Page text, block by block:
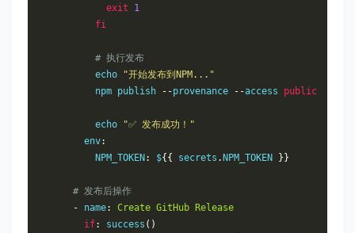
exit
1
fi
# 执行发布
          echo
"开始发布到NPM..."
          npm publish
--provenance --access public
          echo
"✅ 发布成功！"
        env
:
          NPM_TOKEN
: ${{ secrets .NPM_TOKEN }}
# 发布后操作
- name: Create GitHub Release
if: success ()